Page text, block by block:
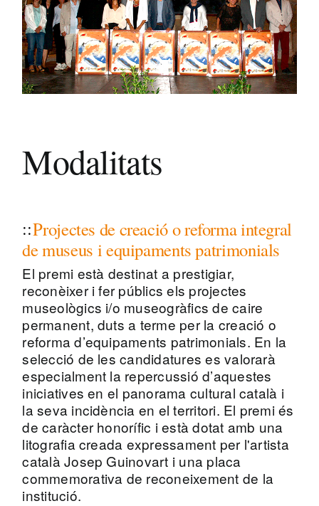
Modalitats
Projectes de creació o reforma integral
de museus i equipaments patrimonials
El premi està destinat a prestigiar,
reconèixer i fer públics els projectes
museològics i/o museogràfics de caire
permanent, duts a terme per la creació o
reforma d’equipaments patrimonials. En la
selecció de les candidatures es valorarà
especialment la repercussió d’aquestes
iniciatives en el panorama cultural català i
la seva incidència en el territori. El premi és
de caràcter honorífic i està dotat amb una
litografia creada expressament per l'artista
català Josep Guinovart i una placa
commemorativa de reconeixement de la
institució.